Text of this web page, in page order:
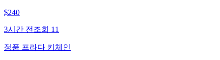
$240
3시간 전 조회 11
정품 프라다 키체인